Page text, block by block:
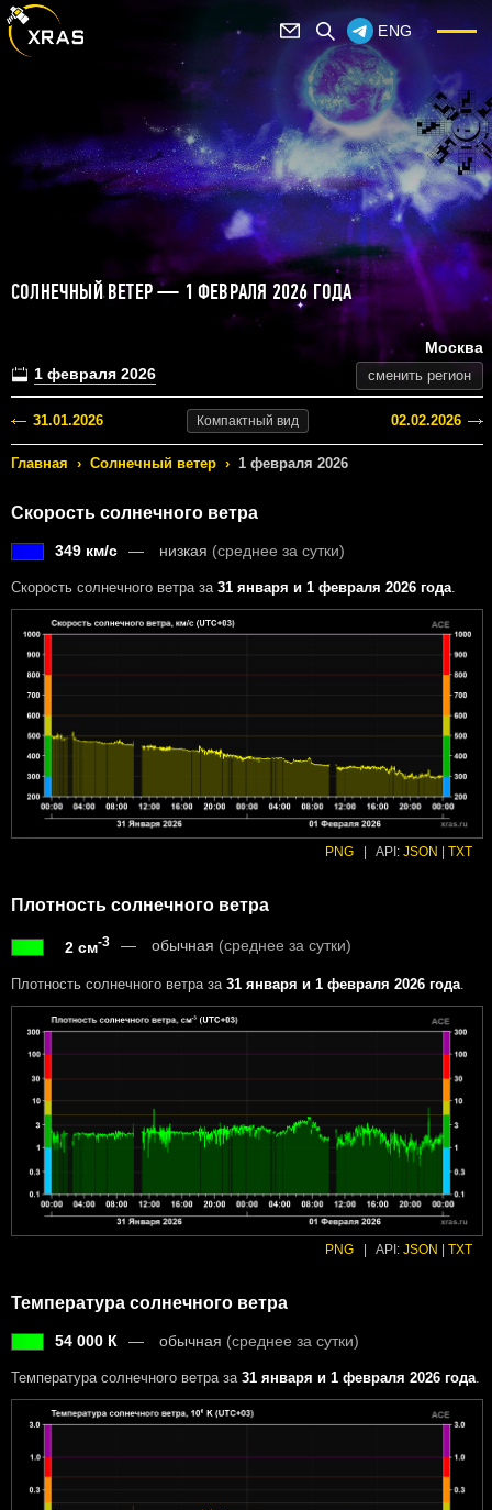
ENG
СОЛНЕЧНЫЙ ВЕТЕР — 1 ФЕВРАЛЯ 2026 ГОДА
1 февраля 2026
Москва
сменить регион
31.01.2026 Компактный вид 02.02.2026
Главная › Солнечный ветер › 1 февраля 2026
Скорость солнечного ветра
349 км/с низкая (среднее за сутки)
Скорость солнечного ветра за 31 января и 1 февраля 2026 года
PNG API: JSON TXT
Плотность солнечного ветра
2 см-3 обычная (среднее за сутки)
Плотность солнечного ветра за 31 января и 1 февраля 2026 года.
PNG | API: JSON | TXT
Температура солнечного ветра
54 000 К обычная (среднее за сутки)
Температура солнечного ветра за 31 января и 1 февраля 2026 года